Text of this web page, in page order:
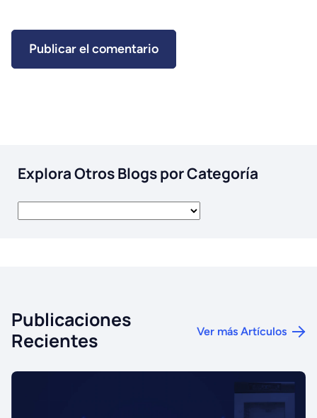
Explora Otros Blogs por Categoría
Publicaciones
Recientes
Ver más Artículos